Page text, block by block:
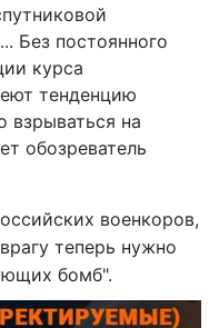
Без постоянного
курса
тенденцию
взрываться на
обозреватель
военкоров,
теперь нужно
бомб".